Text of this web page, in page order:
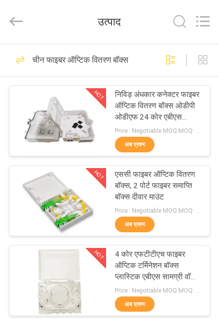
उत्पादों
कारखाना
भ्रमण
नियंत्रण
Co.,Ltd..
Developed
फाइबर ऑप्टिक केबल
56
फाइबर ऑप्टिक MPO
24
फाइबर ऑप्टिक पैच कॉर्ड
उत्पाद
चीन फाइबर ऑप्टिक वितरण बॉक्स
HOT
निविड़ अंधकार कनेक्टर फाइबर
ऑप्टिक वितरण बॉक्स ओडीपी
ओडीएफ 24 कोर एबीएस
प्लास्टिक
Price : Negotiable MOQ:MOQ: 100PCS
अब प्रश्न
HOT
एससी फाइबर ऑप्टिक वितरण
बॉक्स, 2 पोर्ट फाइबर समाप्ति
बॉक्स दीवार माउंट
अब प्रश्न
HOT
4 कोर एफटीटीएच फाइबर
ऑप्टिक टर्मिनेशन बॉक्स
प्लास्टिक एबीएस सामग्री वॉल
माउंट
अब प्रश्न